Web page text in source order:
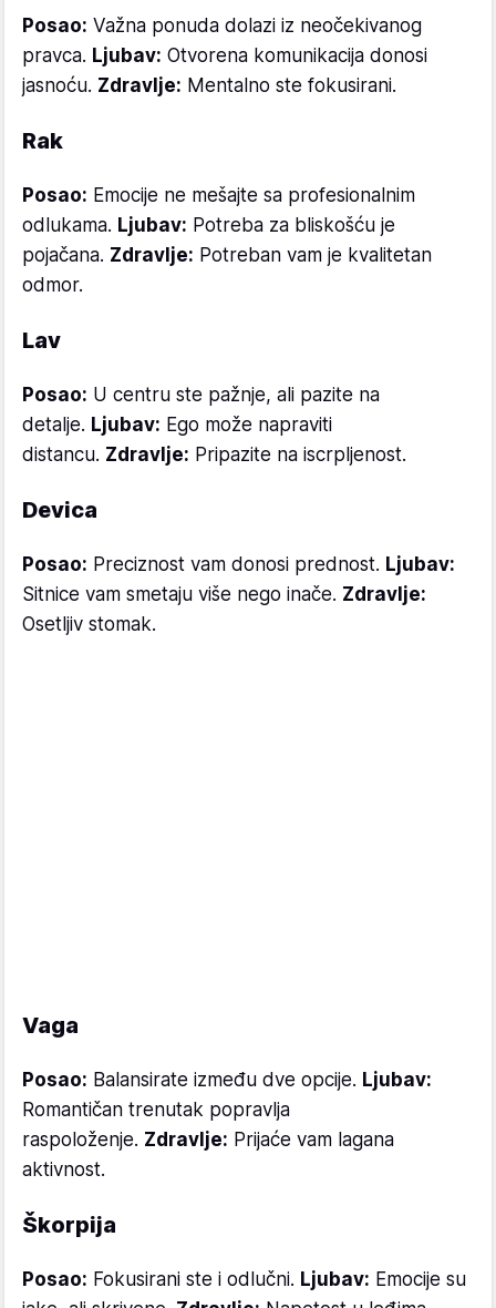
Posao: Važna ponuda dolazi iz neočekivanog
pravca. Ljubav: Otvorena komunikacija donosi
jasnoću. Zdravlje: Mentalno ste fokusirani.
Rak
Posao: Emocije ne mešajte sa profesionalnim
odlukama. Ljubav: Potreba za bliskošću je
pojačana. Zdravlje: Potreban vam je kvalitetan
odmor.
Lav
Posao: U centru ste pažnje, ali pazite na
detalje. Ljubav: Ego može napraviti
distancu. Zdravlje: Pripazite na iscrpljenost.
Devica
Posao: Preciznost vam donosi prednost. Ljubav:
Sitnice vam smetaju više nego inače. Zdravlje:
Osetljiv stomak.
Vaga
Posao: Balansirate između dve opcije. Ljubav:
Romantičan trenutak popravlja
raspoloženje. Zdravlje: Prijaće vam lagana
aktivnost.
Škorpija
Posao: Fokusirani ste i odlučni. Ljubav: Emocije su